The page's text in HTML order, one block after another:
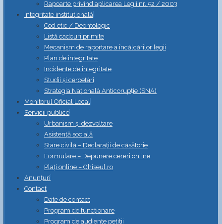
Rapoarte privind aplicarea Legii nr. 52 / 2003
Integritate instituțională
Cod etic / Deontologic
Listă cadouri primite
Mecanism de raportare a încălcărilor legii
Plan de integritate
Incidente de integritate
Studii și cercetări
Strategia Naţională Anticorupţie (SNA)
Monitorul Oficial Local
Servicii publice
Urbanism și dezvoltare
Asistență socială
Stare civilă – Declarații de căsătorie
Formulare – Depunere cereri online
Plați online – Ghiseul.ro
Anunțuri
Contact
Date de contact
Program de funcționare
Program de audiențe petiții